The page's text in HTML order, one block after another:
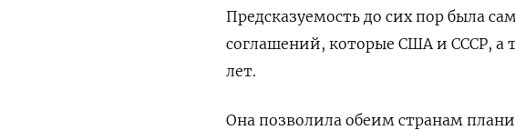
Предсказуемость до сих пор была
соглашений, которые США и СССР, а
лет.
Она позволила обеим странам